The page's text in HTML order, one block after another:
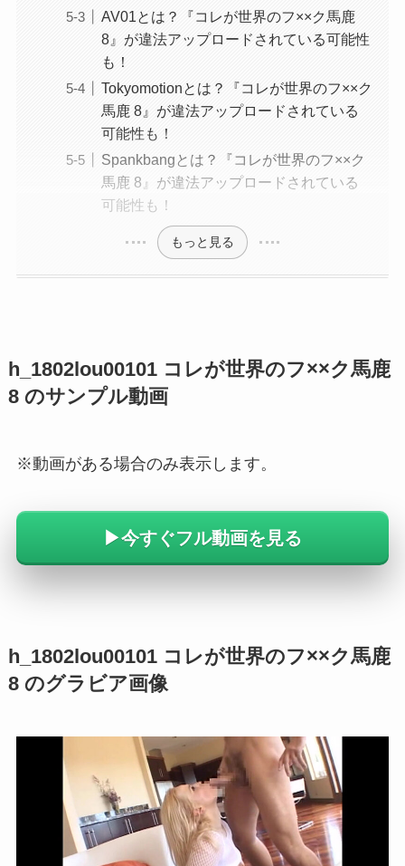
AV01とは？『コレが世界のフ××ク馬鹿
8』が違法アップロードされている可能性
も！
Tokyomotionとは？『コレが世界のフ××ク
馬鹿 8』が違法アップロードされている
可能性も！
Spankbangとは？『コレが世界のフ××ク
馬鹿 8』が違法アップロードされている
可能性も！
もっと見る
h_1802lou00101 コレが世界のフ××ク馬鹿
8 のサンプル動画
※動画がある場合のみ表示します。
▶︎今すぐフル動画を見る
h_1802lou00101 コレが世界のフ××ク馬鹿
8 のグラビア画像